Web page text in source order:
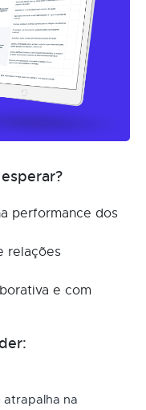
performance dos
relações
e com
atrapalha na